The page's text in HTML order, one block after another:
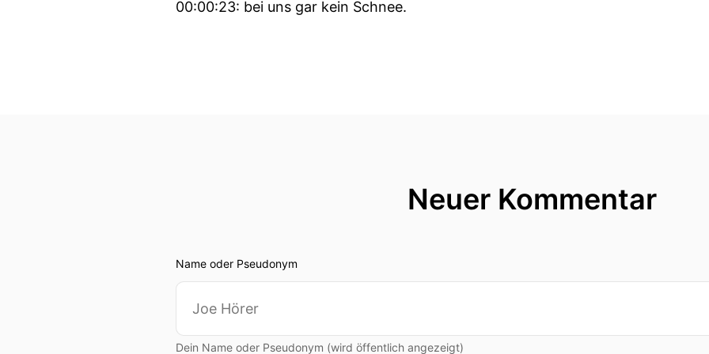
00:00:23: bei uns gar kein Schnee.
00:00:35: Zurzeit ist ja entweder Neude Robotics oder Agile Robotics in aller
00:00:48: unten einen
Neuer Kommentar
Name oder Pseudonym
Dein Name oder Pseudonym (wird öffentlich angezeigt)